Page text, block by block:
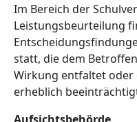
Im Bereich der
Leistungsbeurteilung
statt, die dem
Wirkung entfaltet oder
erheblich